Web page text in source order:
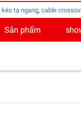
kéo tạ ngang, cable
Sản phẩm